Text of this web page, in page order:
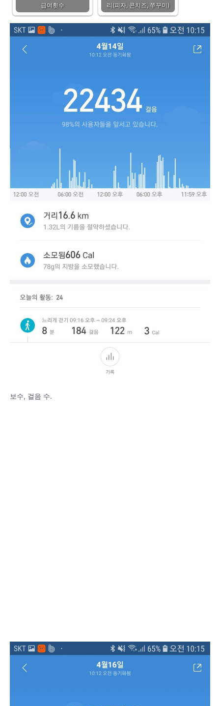
급여횟수 리(피자, 콘치즈, 쭈꾸미)
보수, 걸음 수.